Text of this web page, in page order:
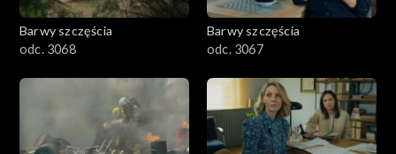
Barwy szczęścia
odc. 3068
Barwy szczęścia
odc. 3067